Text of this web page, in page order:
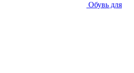
Обувь для